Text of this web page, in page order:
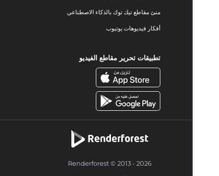
منئ مقاطع تيك توك بالذكاء الاصطناعي
أفكار فيديوهات يوتيوب
تطبيقات تحرير مقاطع الفيديو
Renderforest © 2013 - 2026